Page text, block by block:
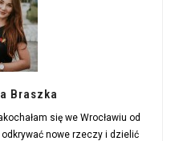
Braszka
się we Wrocławiu od
nowe rzeczy i dzielić